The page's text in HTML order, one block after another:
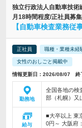
独立行政法人自動車技術
月18時間程度/正社員募集
【自動車検査業務
正社員 職種・業種未経
女性のおしごと掲載中
情報更新日：2026/08/07 終
勤務地
全国各地の検
部（札幌）又
給与
■大卒以上 東
0円～ 大阪府